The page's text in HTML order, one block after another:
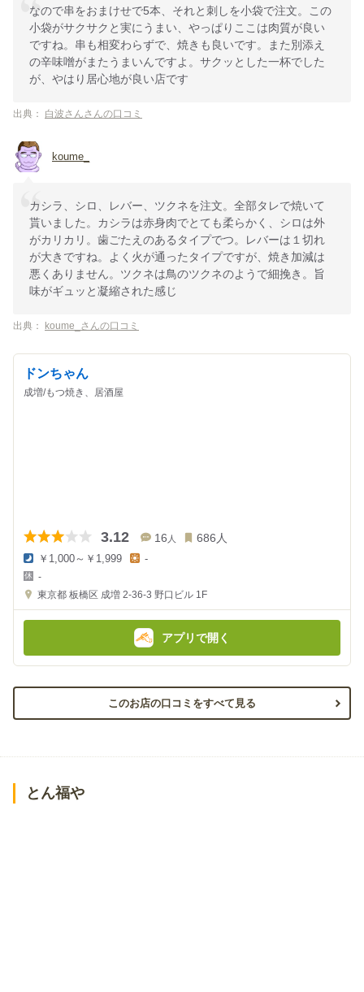
なので串をおまけせで5本、それと刺しを小袋で注文。この
小袋がサクサクと実にうまい、やっぱりここは肉質が良い
ですね。串も相変わらずで、焼きも良いです。また別添え
の辛味噌がまたうまいんですよ。サクッとした一杯でした
が、やはり居心地が良い店です
出典： 白波さんさんの口コミ
koume_
カシラ、シロ、レバー、ツクネを注文。全部タレで焼いて
貰いました。カシラは赤身肉でとても柔らかく、シロは外
がカリカリ。歯ごたえのあるタイプでつ。レバーは１切れ
が大きですね。よく火が通ったタイプですが、焼き加減は
悪くありません。ツクネは鳥のツクネのようで細挽き。旨
味がギュッと凝縮された感じ
出典： koume_さんの口コミ
ドンちゃん
成増/もつ焼き、居酒屋
3.12 16 人 686 人
夜
の
金
￥1,000～￥1,999
金
-
-
東京都 板橋区 成増 2-36-3 野口ビル 1F
アプリで開く
このお店の口コミをすべて見る
とん福や